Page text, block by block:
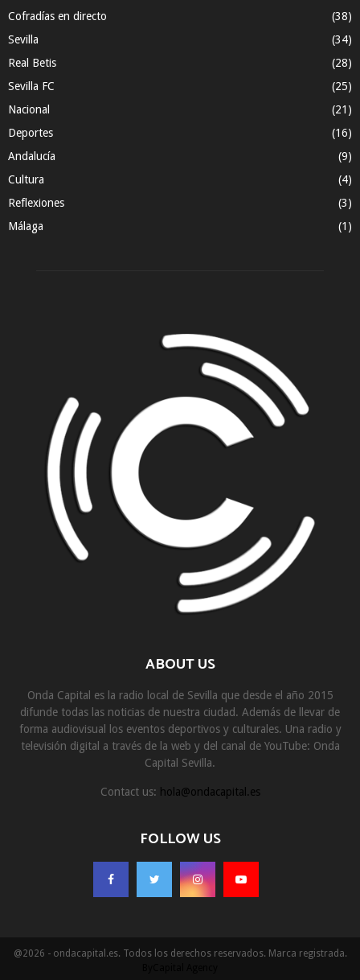
Cofradías en directo
(38)
Sevilla
(34)
Real Betis
(28)
Sevilla FC
(25)
Nacional
(21)
Deportes
(16)
Andalucía
(9)
Cultura
(4)
Reflexiones
(3)
Málaga
(1)
ABOUT US
Onda Capital es la radio local de Sevilla que desde el año 2015
difunde todas las noticias de nuestra ciudad. Además de llevar de
forma audiovisual los eventos deportivos y culturales. Una radio y
televisión digital a través de la web y del canal de YouTube: Onda
Capital Sevilla.
Contact us: hola@ondacapital.es
FOLLOW US
@2026 - ondacapital.es. Todos los derechos reservados. Marca registrada.